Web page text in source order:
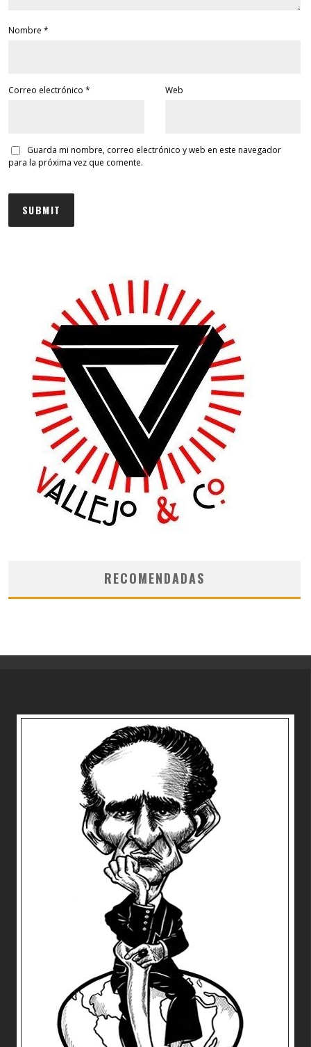
Nombre *
Correo electrónico * Web
Guarda mi nombre, correo electrónico y web en este navegador
para la próxima vez que comente.
RECOMENDADAS